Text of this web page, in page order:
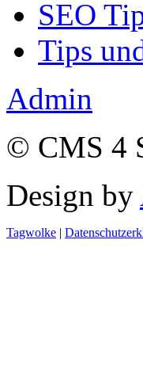
SEO
Tips
Admin
© CMS 4
Design by
Tagwolke |